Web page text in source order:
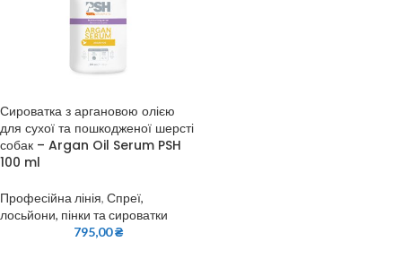
Сироватка з аргановою олією
для сухої та пошкодженої шерсті
собак – Argan Oil Serum PSH
100 ml
Професійна лінія, Спреї,
лосьйони, пінки та сироватки
795,00₴